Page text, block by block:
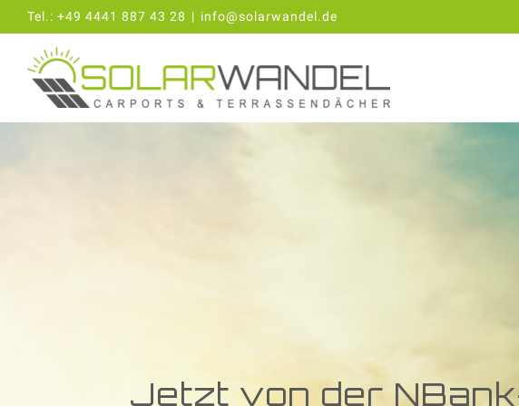
Zum
Inhalt
springen
Tel.: +49 4441 887 43 28 | info@solarwandel.de
Jetzt von der